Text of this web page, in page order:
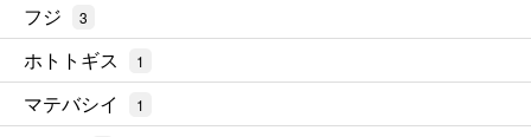
フジ 3
ホトトギス 1
マテバシイ 1